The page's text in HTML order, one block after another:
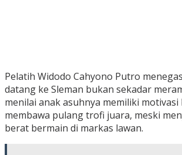
Pelatih Widodo Cahyono Putro
datang ke Sleman bukan sekadar
menilai anak asuhnya memiliki
membawa pulang trofi juara, meski
berat bermain di markas lawan.